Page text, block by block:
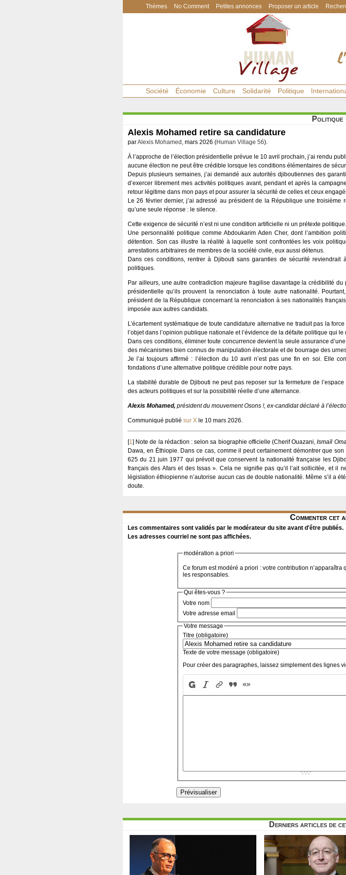
Thèmes No Comment Petites annonces Proposer un article
Société Économie Culture Solidarité Politique
Politique
Alexis Mohamed retire sa candidature
parAlexis Mohamed , mars 2026 (Human Village 56).
À l’approche de l’élection présidentielle prévue le 10 avril prochain, j’ai rendu
aucune élection ne peut être crédible lorsque les conditions élémentaires de
Depuis plusieurs semaines, j’ai demandé aux autorités djiboutiennes des
d’exercer librement mes activités politiques avant, pendant et après la
retour légitime dans mon pays et pour assurer la sécurité de celles et ceux
Le 26 février dernier, j’ai adressé au président de la République une troisième
qu’une seule réponse : le silence.
Cette exigence de sécurité n’est ni une condition artificielle ni un prétexte
Une personnalité politique comme Abdoukarim Aden Cher, dont l’ambition
détention. Son cas illustre la réalité à laquelle sont confrontées les voix
arrestations arbitraires de membres de la société civile, eux aussi détenus.
Dans ces conditions, rentrer à Djibouti sans garanties de sécurité reviendrait
politiques.
Par ailleurs, une autre contradiction majeure fragilise davantage la crédibilité
présidentielle qu’ils prouvent la renonciation à toute autre nationalité.
président de la République concernant la renonciation à ses nationalités
imposée aux autres candidats.
L’écartement systématique de toute candidature alternative ne traduit pas la
l’objet dans l’opinion publique nationale et l’évidence de la défaite politique qui le
Dans ces conditions, éliminer toute concurrence devient la seule assurance
des mécanismes bien connus de manipulation électorale et de bourrage des
Je l’ai toujours affirmé : l’élection du 10 avril n’est pas une fin en soi. Elle
fondations d’une alternative politique crédible pour notre pays.
La stabilité durable de Djibouti ne peut pas reposer sur la fermeture de
des acteurs politiques et sur la possibilité réelle d’une alternance.
Alexis Mohamed, président du mouvement Osons !, ex-candidat déclaré à
Communiqué publié sur X le 10 mars 2026.
[1] Note de la rédaction : selon sa biographie officielle (Cherif Ouazani,Ismaïl
Dawa, en Éthiopie. Dans ce cas, comme il peut certainement démontrer que
625 du 21 juin 1977 qui prévoit que conservent la nationalité française les
français des Afars et des Issas ». Cela ne signifie pas qu’il l’ait sollicitée, et il
législation éthiopienne n’autorise aucun cas de double nationalité. Même s’il a
doute.
Commenter cet
Les commentaires sont validés par le modérateur du site avant d'être publiés.
Les adresses courriel ne sont pas affichées.
modération a priori
Ce forum est modéré a priori : votre contribution n’apparaîtra
les responsables.
Qui êtes-vous ?
Votre nom
Votre adresse email
Votre message
Titre (obligatoire)
Texte de votre message (obligatoire)
Pour créer des paragraphes, laissez simplement des lignes
Derniers articles de